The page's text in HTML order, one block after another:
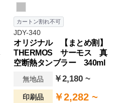
カートン割れ不可
JDY-340
オリジナル 【まとめ割】
THERMOS サーモス 真
空断熱タンブラー 340ml
無地品 ￥2,180 ~
印刷品 ￥2,282 ~